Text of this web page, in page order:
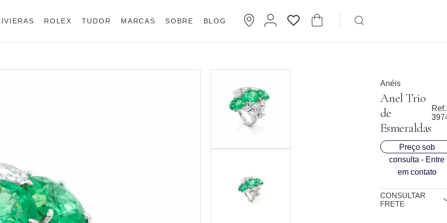
MARCAS SOBRE
ROLEX TUDOR BLOG
Anéis
Anel Trio
de
Esmeraldas
Preço sob
consulta - Entre
em contato
CONSULTAR
FRETE